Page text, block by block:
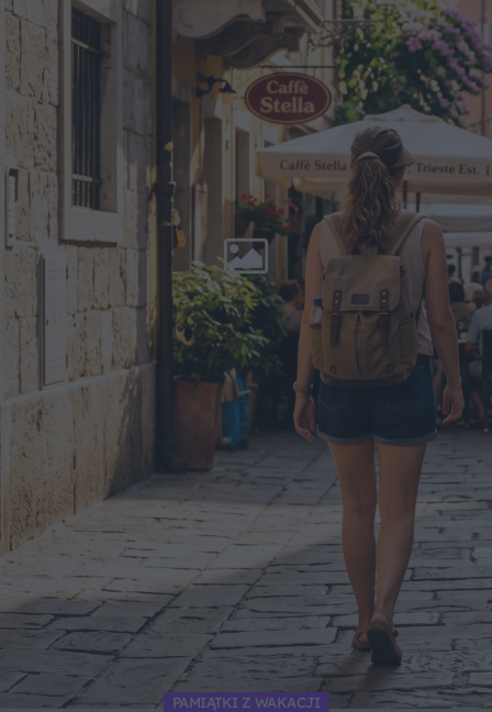
PAMIĄTKI Z WAKACJI